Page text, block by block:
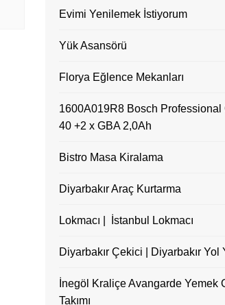
Evimi Yenilemek İstiyorum
Yük Asansörü
Florya Eğlence Mekanları
1600A019R8 Bosch Professional
40 +2 x GBA 2,0Ah
Bistro Masa Kiralama
Diyarbakır Araç Kurtarma
Lokmacı | İstanbul Lokmacı
Diyarbakır Çekici | Diyarbakır Yol
İnegöl Kraliçe Avangarde Yemek
Takımı